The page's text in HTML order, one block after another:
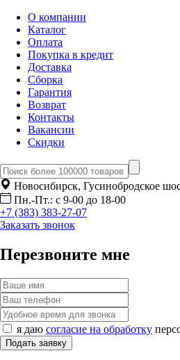
О компании
Каталог
Оплата
Покупка в кредит
Доставка
Сборка
Гарантия
Возврат
Контакты
Вакансии
Скидки
Новосибирск, Гусинобродское
Пн.-Пт.: с 9-00 до 18-00
+7 (383) 383-27-07
Заказать звонок
Перезвоните мне
я даю согласие на обработку